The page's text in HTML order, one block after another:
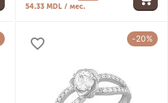
54.33 MDL / мес.
-20%